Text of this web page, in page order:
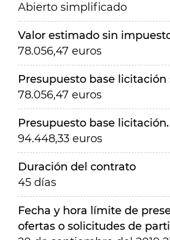
Abierto simplificado
Valor estimado sin
78.056,47 euros
Presupuesto base
78.056,47 euros
Presupuesto base
94.448,33 euros
Duración del contrato
45 días
Fecha y hora límite de
ofertas o solicitudes de